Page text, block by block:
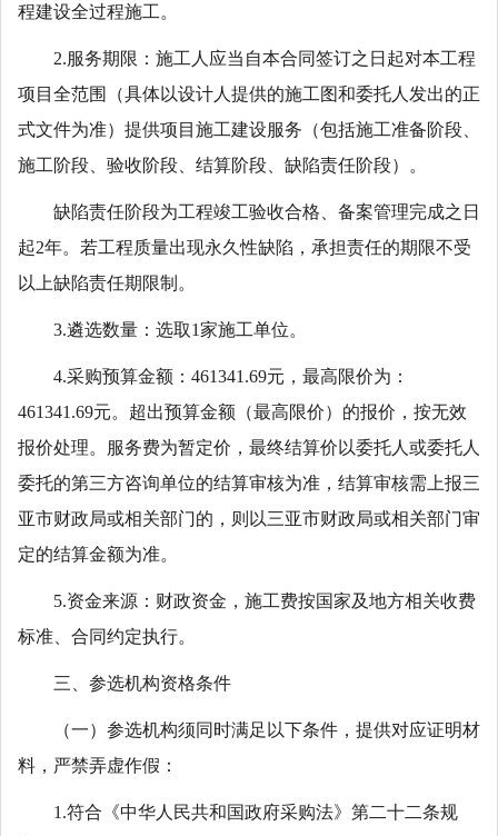
程建设全过程施工。
2.服务期限：施工人应当自本合同签订之日起对本工程
项目全范围（具体以设计人提供的施工图和委托人发出的正
式文件为准）提供项目施工建设服务（包括施工准备阶段、
施工阶段、验收阶段、结算阶段、缺陷责任阶段）。
缺陷责任阶段为工程竣工验收合格、备案管理完成之日
起2年。若工程质量出现永久性缺陷，承担责任的期限不受
以上缺陷责任期限制。
3.遴选数量：选取1家施工单位。
4.采购预算金额：461341.69元，最高限价为：
461341.69元。超出预算金额（最高限价）的报价，按无效
报价处理。服务费为暂定价，最终结算价以委托人或委托人
委托的第三方咨询单位的结算审核为准，结算审核需上报三
亚市财政局或相关部门的，则以三亚市财政局或相关部门审
定的结算金额为准。
5.资金来源：财政资金，施工费按国家及地方相关收费
标准、合同约定执行。
三、参选机构资格条件
（一）参选机构须同时满足以下条件，提供对应证明材
料，严禁弄虚作假：
1.符合《中华人民共和国政府采购法》第二十二条规